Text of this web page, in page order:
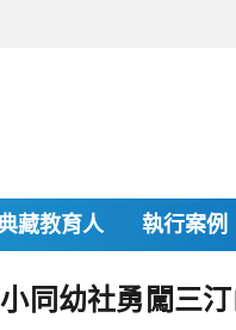
藏教育人 執行案例
同幼社勇闖三